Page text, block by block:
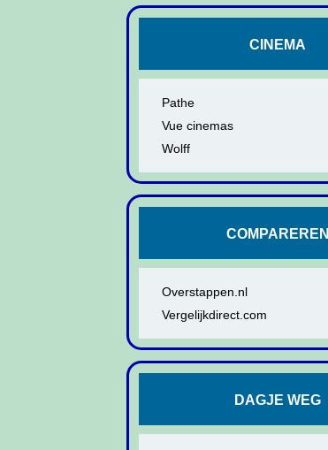
CINEMA
Pathe
Vue cinemas
Wolff
COMPAREREN
Overstappen.nl
Vergelijkdirect.com
DAGJE WEG